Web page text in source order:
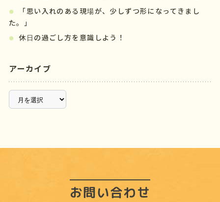
「思い入れのある現場が、少しずつ形になってきまし
た。」
休日の過ごし方を意識しよう！
アーカイブ
ー
お問い合わせ